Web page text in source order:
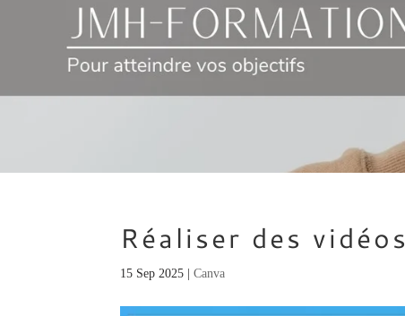
Réaliser des
15 Sep 2025 |Canva